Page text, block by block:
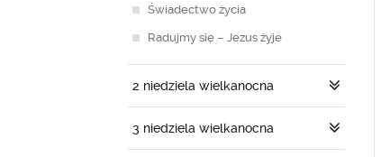
Świadectwo życia
Radujmy się – Jezus żyje
2 niedziela wielkanocna
3 niedziela wielkanocna